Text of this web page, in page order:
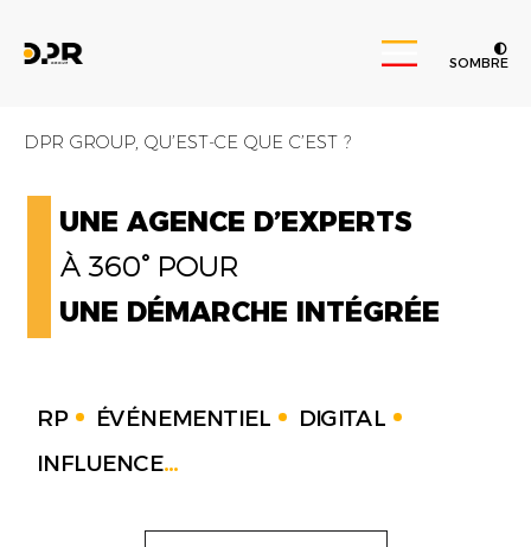
SOMBRE
DPR GROUP, QU’EST-CE QUE C’EST ?
UNE AGENCE D’EXPERTS
À 360° POUR
UNE DÉMARCHE INTÉGRÉE
RP ÉVÉNEMENTIEL
DIGITAL
INFLUENCE...